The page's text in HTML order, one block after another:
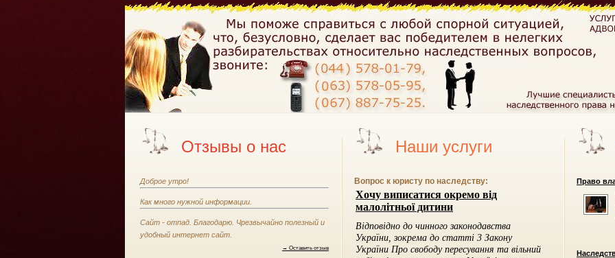
Отзывы о нас
Доброе утро!
Как много нужной информации.
Сайт - отпад. Благодарю. Чрезвычайно полезный и
удобный интернет сайт.
→ Оставить отзыв
Наши услуги
Вопрос к юристу по наследству:
Право